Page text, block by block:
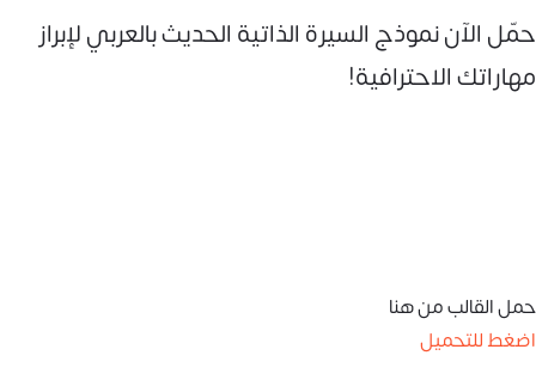
حمّل الآن نموذج السيرة الذاتية الحديث بالعربي لإبراز
مهاراتك الاحترافية!
حمل القالب من هنا
اضغط للتحميل